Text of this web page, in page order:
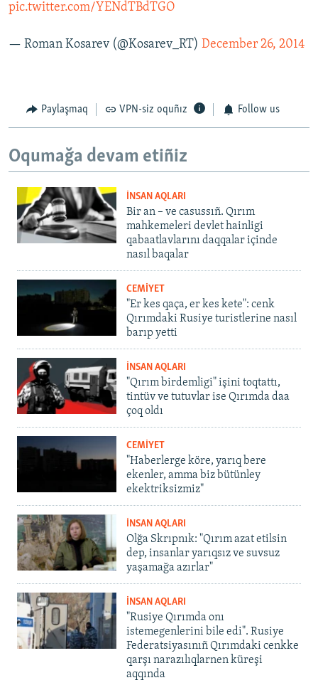
pic.twitter.com/YENdTBdTGO
— Roman Kosarev (@Kosarev_RT) December 26, 2014
Paylaşmaq VPN-siz oquñız Follow us
Oqumağa devam etiñiz
İNSAN AQLARI
Bir an – ve casussıñ. Qırım
mahkemeleri devlet hainligi
qabaatlavlarını daqqalar içinde
nasıl baqalar
CEMİYET
"Er kes qaça, er kes kete": cenk
Qırımdaki Rusiye turistlerine nasıl
barıp yetti
İNSAN AQLARI
"Qırım birdemligi" işini toqtattı,
tintüv ve tutuvlar ise Qırımda daa
çoq oldı
CEMİYET
"Haberlerge köre, yarıq bere
ekenler, amma biz bütünley
ekektriksizmiz"
İNSAN AQLARI
Olğa Skrıpnık: "Qırım azat etilsin
dep, insanlar yarıqsız ve suvsuz
yaşamağa azırlar"
İNSAN AQLARI
"Rusiye Qırımda onı
istemegenlerini bile edi". Rusiye
Federatsiyasınıñ Qırımdaki cenkke
qarşı narazılıqlarnen küreşi
aqqında